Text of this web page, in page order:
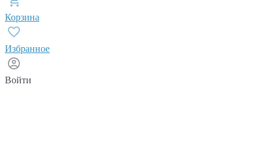
Корзина
Избранное
Войти